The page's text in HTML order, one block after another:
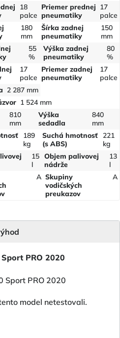
18
palce
Priemer prednej
pneumatiky
17
palce
180
mm
Šírka zadnej
pneumatiky
150
mm
55
%
Výška zadnej
pneumatiky
80
%
17
palce
Priemer zadnej
pneumatiky
17
palce
2 287 mm
1 524 mm
810
mm
Výška
sedadla
840
mm
189
kg
Suchá hmotnosť
(s ABS)
221
kg
15
l
Objem palivovej
nádrže
13
l
A Skupiny
vodičských
preukazov
A
PRO 2020
model netestovali.